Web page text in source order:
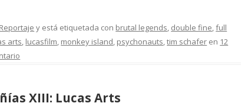
Reportaje y está etiquetada con brutal legends, double fine,full
arts, lucasfilm, monkey island, psychonauts,tim schafer en 12
XIII: Lucas Arts